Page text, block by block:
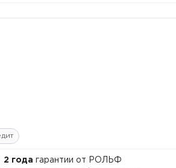
2 года гарантии от РОЛЬФ